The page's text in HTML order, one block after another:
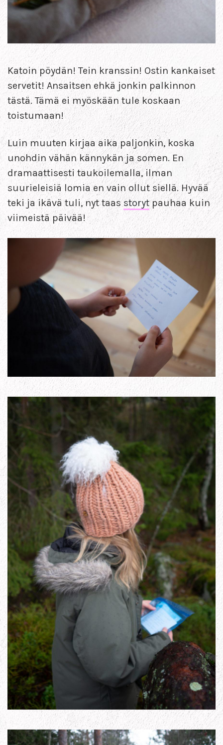
Katoin pöydän! Tein kranssin! Ostin kankaiset
servetit! Ansaitsen ehkä jonkin palkinnon
tästä. Tämä ei myöskään tule koskaan
toistumaan!
Luin muuten kirjaa aika paljonkin, koska
unohdin vähän kännykän ja somen. En
dramaattisesti taukoilemalla, ilman
suurieleisiä lomia en vain ollut siellä. Hyvää
teki ja ikävä tuli, nyt taasstorytpauhaa kuin
viimeistä päivää!